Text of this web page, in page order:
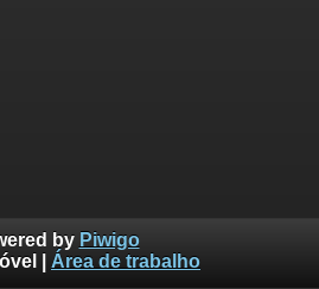
by Piwigo
Área de trabalho